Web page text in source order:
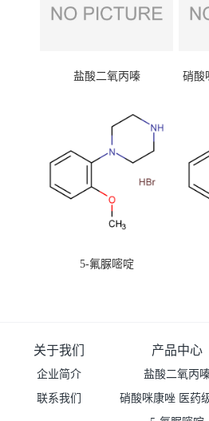
盐酸二氧丙嗪
硝酸
5-氟脲嘧啶
关于我们
企业简介
联系我们
产品中心
盐酸二氧丙
硝酸咪康唑 医药